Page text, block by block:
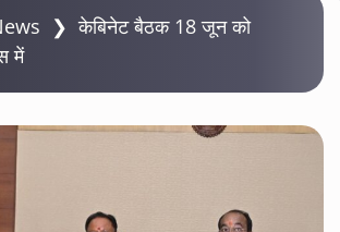
❯केबिनेट बैठक 18 जून को
में